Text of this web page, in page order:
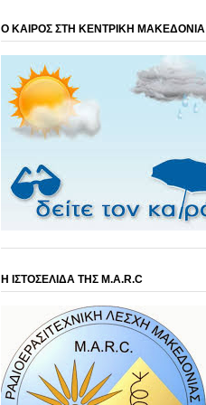
Ο ΚΑΙΡΟΣ ΣΤΗ ΚΕΝΤΡΙΚΗ ΜΑΚΕΔΟΝΙΑ
Η ΙΣΤΟΣΕΛΙΔΑ ΤΗΣ M.A.R.C